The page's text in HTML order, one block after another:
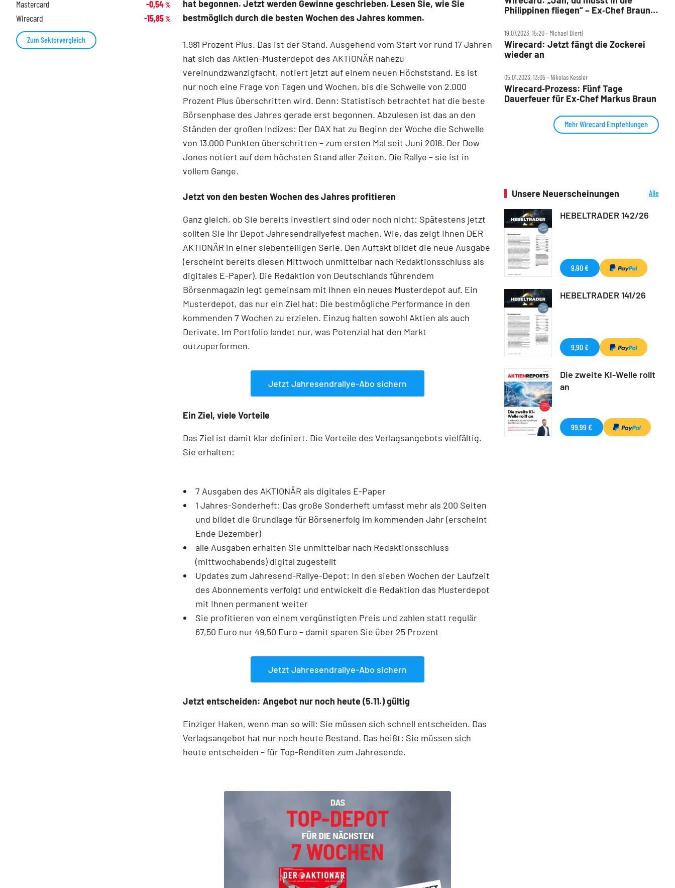
hat begonnen. Jetzt werden Gewinne geschrieben. Lesen Sie, wie Sie
bestmöglich durch die besten Wochen des Jahres kommen.
1.981 Prozent Plus. Das ist der Stand. Ausgehend vom Start vor rund 17 Jahren
hat sich das Aktien-Musterdepot des AKTIONÄR nahezu
vereinundzwanzigfacht, notiert jetzt auf einem neuen Höchststand. Es ist
nur noch eine Frage von Tagen und Wochen, bis die Schwelle von 2.000
Prozent Plus überschritten wird. Denn: Statistisch betrachtet hat die beste
Börsenphase des Jahres gerade erst begonnen. Abzulesen ist das an den
Ständen der großen Indizes: Der DAX hat zu Beginn der Woche die Schwelle
von 13.000 Punkten überschritten – zum ersten Mal seit Juni 2018. Der Dow
Jones notiert auf dem höchsten Stand aller Zeiten. Die Rallye – sie ist in
vollem Gange.
Jetzt von den besten Wochen des Jahres profitieren
Ganz gleich, ob Sie bereits investiert sind oder noch nicht: Spätestens jetzt
sollten Sie Ihr Depot Jahresendrallyefest machen. Wie, das zeigt Ihnen DER
AKTIONÄR in einer siebenteiligen Serie. Den Auftakt bildet die neue Ausgabe
(erscheint bereits diesen Mittwoch unmittelbar nach Redaktionsschluss als
digitales E-Paper). Die Redaktion von Deutschlands führendem
Börsenmagazin legt gemeinsam mit Ihnen ein neues Musterdepot auf. Ein
Musterdepot, das nur ein Ziel hat: Die bestmögliche Performance in den
kommenden 7 Wochen zu erzielen. Einzug halten sowohl Aktien als auch
Derivate. Im Portfolio landet nur, was Potenzial hat den Markt
outzuperformen.
Jetzt Jahresendrallye-Abo sichern
Ein Ziel, viele Vorteile
Das Ziel ist damit klar definiert. Die Vorteile des Verlagsangebots vielfältig.
Sie erhalten:
7 Ausgaben des AKTIONÄR als digitales E-Paper
1 Jahres-Sonderheft: Das große Sonderheft umfasst mehr als 200 Seiten
und bildet die Grundlage für Börsenerfolg im kommenden Jahr (erscheint
Ende Dezember)
alle Ausgaben erhalten Sie unmittelbar nach Redaktionsschluss
(mittwochabends) digital zugestellt
Updates zum Jahresend-Rallye-Depot: In den sieben Wochen der Laufzeit
des Abonnements verfolgt und entwickelt die Redaktion das Musterdepot
mit Ihnen permanent weiter
Sie profitieren von einem vergünstigten Preis und zahlen statt regulär
67,50 Euro nur 49,50 Euro – damit sparen Sie über 25 Prozent
Jetzt Jahresendrallye-Abo sichern
Jetzt entscheiden: Angebot nur noch heute (5.11.) gültig
Einziger Haken, wenn man so will: Sie müssen sich schnell entscheiden. Das
Verlagsangebot hat nur noch heute Bestand. Das heißt: Sie müssen sich
heute entscheiden – für Top-Renditen zum Jahresende.
Mastercard -0,54%
Wirecard -15,85%
Zum Sektorvergleich
Philippinen fliegen“ – Ex‑Chef Braun
19.07.2023, 15:20 ‧ Michael Diertl
Wirecard: Jetzt fängt die Zockerei
wieder an
05.01.2023, 13:05 ‧ Nikolas Kessler
Wirecard‑Prozess: Fünf Tage
Dauerfeuer für Ex‑Chef Markus Braun
Mehr Wirecard Empfehlungen
Unsere Neuerscheinungen
Alle
HEBELTRADER 142/26
9,90 €
HEBELTRADER 141/26
9,90 €
Die zweite KI-Welle rollt
an
99,99 €